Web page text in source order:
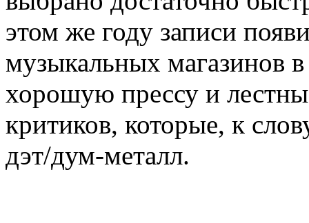
этом же году записи
музыкальных магазинов
хорошую прессу и
критиков, которые, к
дэт/дум-металл.